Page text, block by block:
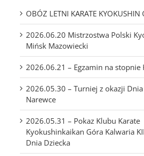
OBÓZ LETNI KARATE
2026.06.20 Mistrzostwa Polski
Mińsk Mazowiecki
2026.06.21 – Egzamin na stopnie
2026.05.30 – Turniej z okazji
Narewce
2026.05.31 – Pokaz Klubu Karate
Kyokushinkaikan Góra Kalwaria
Dnia Dziecka